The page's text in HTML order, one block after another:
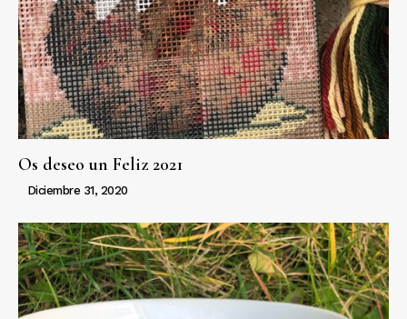
Os deseo un Feliz 2021
Diciembre 31, 2020